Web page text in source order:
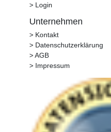
> Login
Unternehmen
> Kontakt
> Datenschutzerklärung
> AGB
> Impressum